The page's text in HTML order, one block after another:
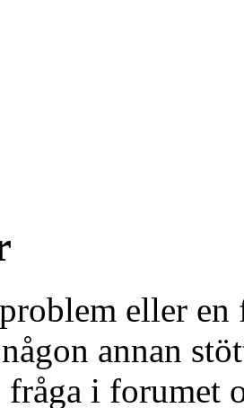
eller
annan
i forumet